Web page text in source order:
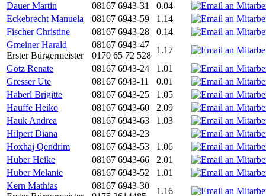
Dauer Martin
08167 6943-31 0.04
Eckebrecht Manuela
08167 6943-59 1.14
Fischer Christine
08167 6943-28 0.14
Gmeiner Harald
Erster Bürgermeister
08167 6943-47
0170 65 72 528
1.17
Götz Renate
08167 6943-24 1.01
Gresser Ute
08167 6943-11 0.01
Haberl Brigitte
08167 6943-25 1.05
Hauffe Heiko
08167 6943-60 2.09
Hauk Andrea
08167 6943-63 1.03
Hilpert Diana
08167 6943-23
Hoxhaj Qendrim
08167 6943-53 1.06
Huber Heike
08167 6943-66 2.01
Huber Melanie
08167 6943-52 1.01
Kern Mathias
08167 6943-30
1.16